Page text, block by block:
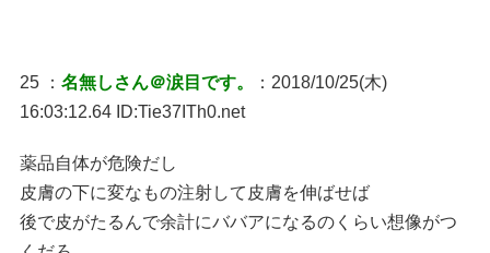
25 ： 名無しさん＠涙目です。
：2018/10/25(木)
16:03:12.64 ID:Tie37ITh0.net
薬品自体が危険だし
皮膚の下に変なもの注射して皮膚を伸ばせば
後で皮がたるんで余計にババアになるのくらい想像がつ